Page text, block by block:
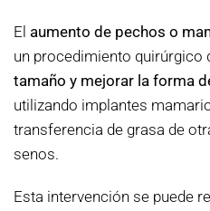
El aumento de pechos o
un procedimiento quirúrgico
tamaño y mejorar la forma
utilizando implantes
transferencia de grasa de
senos.
Esta intervención se puede